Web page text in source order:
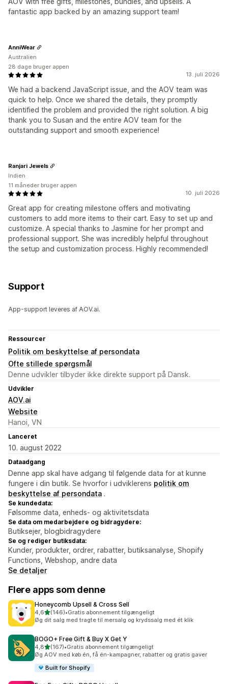
fantastic app backed by an amazing support team!
13. juli 2026
We had a backend JavaScript issue, and the AOV team was
quick to help. Once we shared the details, they promptly
identified the problem and provided the right solution. A big
thank you to Susan and the entire AOV team for the
outstanding support and smooth experience!
AnniWear
Australien
28 dage bruger appen
10. juli 2026
Great app for creating milestone offers and motivating
customers to add more items to their cart. Easy to set up and
customize. A special thanks to Jasmine for her prompt and
professional support. She was incredibly helpful throughout
the setup and customization process. Highly recommended!
Ranjari Jewels
Indien
11 måneder bruger appen
Support
App-support leveres af AOV.ai.
Ressourcer
Politik om beskyttelse af persondata
Ofte stillede spørgsmål
Denne udvikler tilbyder ikke direkte support på Dansk.
Udvikler
AOV.ai
Website
Hanoi, VN
Lanceret
10. august 2022
Dataadgang
Denne app skal have adgang til følgende data for at kunne
fungere i din butik. Se hvorfor i udviklerens politik om
beskyttelse af persondata .
Se kundedata:
Følsomme data, enheds- og aktivitetsdata
Se data om medarbejdere og bidragydere:
Butiksejer, blogbidragydere
Se og rediger butiksdata:
Kunder, produkter, ordrer, rabatter, butiksanalyse, Shopify
Functions, Webshop, andre data
Se detaljer
Flere apps som denne
Honeycomb Upsell & Cross Sell
4,6ud af 5 stjerner
(146)
146 anmeldelser i alt
•Gratis abonnement tilgængeligt
Øg dit salg med tragte til mersalg og krydssalg med ét klik
BOGO+ Free Gift & Buy X Get Y
4,8ud af 5 stjerner
(167)
167 anmeldelser i alt
•Gratis abonnement tilgængeligt
Øg AOV med køb én, få én-kampagner, rabatter og gratis gaver
Built for Shopify